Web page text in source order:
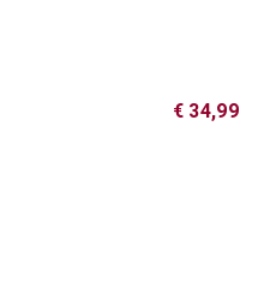
€ 34,99